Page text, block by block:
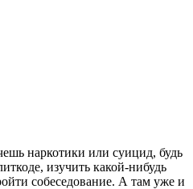
наркотики или суицид, будь
изучить какой-нибудь
собеседование. А там уже и